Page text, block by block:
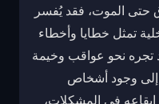
حتى الموت، فقد يُفسر
تمثل خطايا وأخطاء
تجره نحو عواقب وخيمة
إلى وجود أشخاص
إيقاعه في المشكلات،